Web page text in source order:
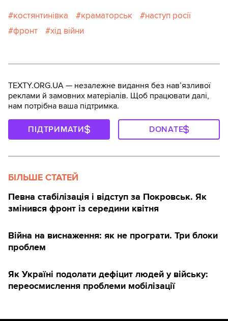
костянтинівка краматорськ
наступ росії
фронт
хід війни
TEXTY.ORG.UA — незалежне видання без навʼязливої
реклами й замовних матеріалів. Щоб працювати далі,
нам потрібна ваша підтримка.
ПІДТРИМАТИ DONATE
БІЛЬШЕ СТАТЕЙ
Певна стабілізація і відступ за Покровськ. Як
змінився фронт із середини квітня
Війна на виснаження: як не програти. Три блоки
проблем
Як Україні подолати дефіцит людей у війську:
переосмислення проблеми мобілізації